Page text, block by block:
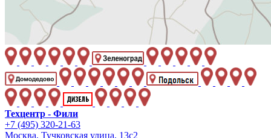
Техцентр - Фили
+7 (495) 320-21-63
Москва, Тучковская улица, 13с2